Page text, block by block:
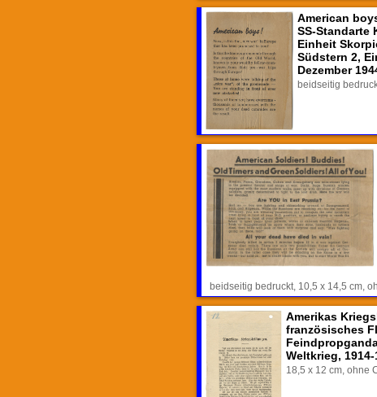
American
SS-Standarte
Einheit
Südstern 2,
Dezember
beidseitig
beidseitig bedruckt, 10,5 x 14,5 cm,
Amerikas
französisches
Weltkrieg, 1914-
18,5 x 12 cm, ohne